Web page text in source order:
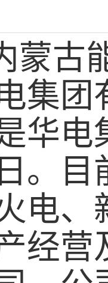
蒙古
集团
华电
。目
电、
经营